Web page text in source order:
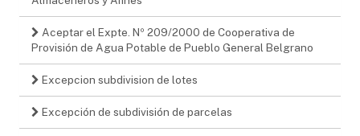
Aceptar el Expte. Nº 209/2000 de Cooperativa de
Provisión de Agua Potable de Pueblo General Belgrano
Excepcion subdivision de lotes
Excepción de subdivisión de parcelas